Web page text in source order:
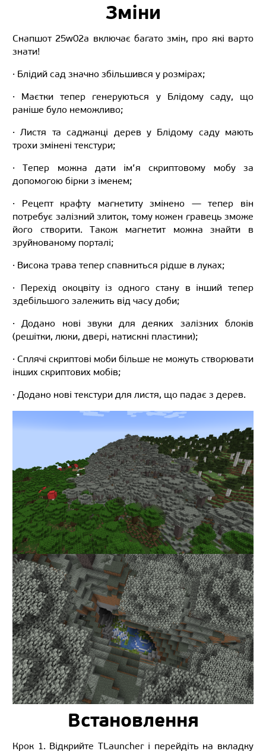
Зміни
Снапшот 25w02a включає багато змін, про які варто
знати!
· Блідий сад значно збільшився у розмірах;
· Маєтки тепер генеруються у Блідому саду, що
раніше було неможливо;
· Листя та саджанці дерев у Блідому саду мають
трохи змінені текстури;
· Тепер можна дати ім’я скриптовому мобу за
допомогою бірки з іменем;
· Рецепт крафту магнетиту змінено — тепер він
потребує залізний злиток, тому кожен гравець зможе
його створити. Також магнетит можна знайти в
зруйнованому порталі;
· Висока трава тепер спавниться рідше в луках;
· Перехід окоцвіту із одного стану в інший тепер
здебільшого залежить від часу доби;
· Додано нові звуки для деяких залізних блоків
(решітки, люки, двері, натискні пластини);
· Сплячі скриптові моби більше не можуть створювати
інших скриптових мобів;
· Додано нові текстури для листя, що падає з дерев.
Встановлення
Крок 1. Відкрийте TLauncher і перейдіть на вкладку